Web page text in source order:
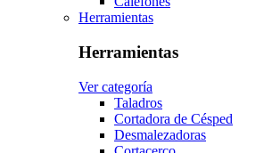
Herramientas
Herramientas
Ver categoría
Taladros
Cortadora de Césped
Desmalezadoras